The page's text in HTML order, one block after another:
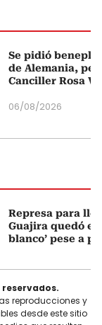
Se pidió
de Alemania,
Canciller Rosa
06/08/2026
Represa para
Guajira quedó en
blanco’ pese a
reservados.
reproducciones y
desde este sitio